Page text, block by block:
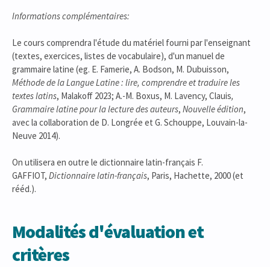
Informations complémentaires:
Le cours comprendra l'étude du matériel fourni par l'enseignant
(textes, exercices, listes de vocabulaire), d'un manuel de
grammaire latine (eg. E. Famerie, A. Bodson, M. Dubuisson,
Méthode de la Langue Latine : lire, comprendre et traduire les
textes latins, Malakoff 2023; A.-M. Boxus, M. Lavency, Clauis,
Grammaire latine pour la lecture des auteurs, Nouvelle édition,
avec la collaboration de D. Longrée et G. Schouppe, Louvain-la-
Neuve 2014).
On utilisera en outre le dictionnaire latin-français F.
GAFFIOT, Dictionnaire latin-français, Paris, Hachette, 2000 (et
rééd.).
Modalités d'évaluation et
critères